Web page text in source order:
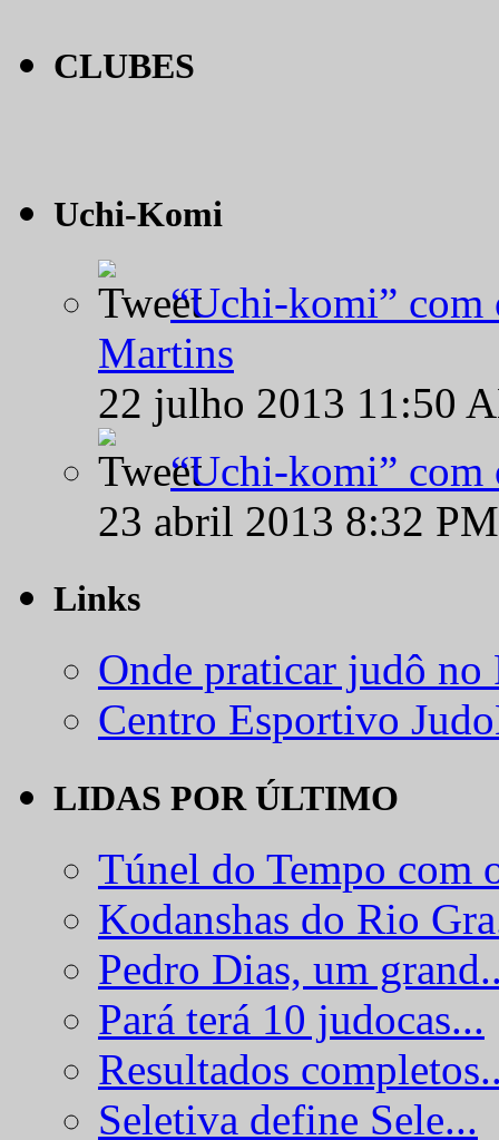
CLUBES
Uchi-Komi
“Uchi-komi” com
Martins
22 julho 2013 11:50
“Uchi-komi” com
23 abril 2013 8:32
Links
Onde praticar judô
Centro Esportivo
LIDAS POR ÚLTIMO
Túnel do Tempo com
Kodanshas do Rio
Pedro Dias, um
Pará terá 10 judocas...
Resultados
Seletiva define Sele...